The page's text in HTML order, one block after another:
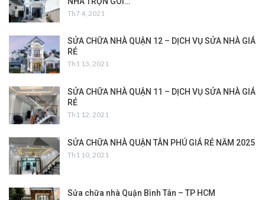
Th7 4, 2021
SỬA CHỮA NHÀ QUẬN 12 – DỊCH VỤ SỬA NHÀ GIÁ
RẺ
Th1 13, 2021
SỬA CHỮA NHÀ QUẬN 11 – DỊCH VỤ SỬA NHÀ GIÁ
RẺ
Th1 12, 2021
SỬA CHỮA NHÀ QUẬN TÂN PHÚ GIÁ RẺ NĂM 2025
Th1 10, 2021
Sửa chữa nhà Quận Bình Tân – TP HCM